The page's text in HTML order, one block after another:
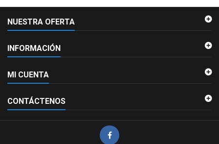
NUESTRA OFERTA
INFORMACIÓN
MI CUENTA
CONTÁCTENOS